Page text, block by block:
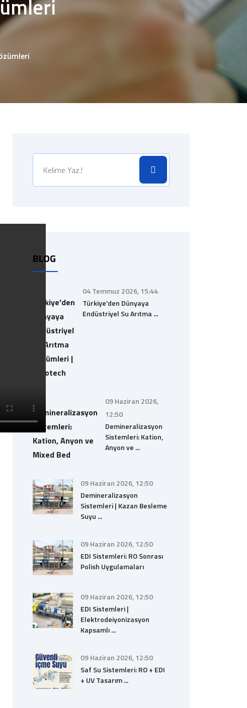
BLOG
04 Temmuz 2026, 15:44
Türkiye'den Dünyaya
Endüstriyel Su Arıtma ...
09 Haziran 2026,
12:50
Demineralizasyon
Sistemleri: Kation,
Anyon ve ...
09 Haziran 2026, 12:50
Demineralizasyon
Sistemleri | Kazan Besleme
Suyu ...
09 Haziran 2026, 12:50
EDI Sistemleri: RO Sonrası
Polish Uygulamaları
09 Haziran 2026, 12:50
EDI Sistemleri |
Elektrodeiyonizasyon
Kapsamlı ...
09 Haziran 2026, 12:50
Saf Su Sistemleri: RO + EDI
+ UV Tasarım ...